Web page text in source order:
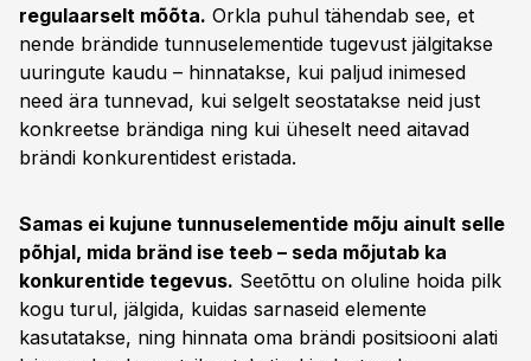
regulaarselt mõõta. Orkla puhul tähendab see, et
nende brändide tunnuselementide tugevust jälgitakse
uuringute kaudu – hinnatakse, kui paljud inimesed
need ära tunnevad, kui selgelt seostatakse neid just
konkreetse brändiga ning kui üheselt need aitavad
brändi konkurentidest eristada.
Samas ei kujune tunnuselementide mõju ainult selle
põhjal, mida bränd ise teeb – seda mõjutab ka
konkurentide tegevus. Seetõttu on oluline hoida pilk
kogu turul, jälgida, kuidas sarnaseid elemente
kasutatakse, ning hinnata oma brändi positsiooni alati